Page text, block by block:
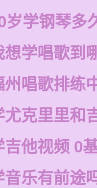
岁学钢琴多
想学唱歌到
州唱歌排练
尤克里里和
吉他视频 0
音乐有前途